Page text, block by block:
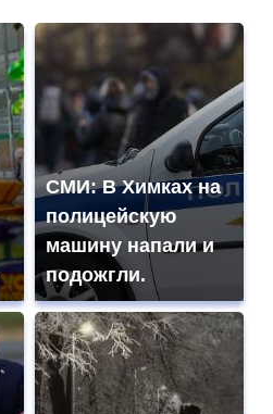
СМИ: В Химках на
полицейскую
машину напали и
подожгли.